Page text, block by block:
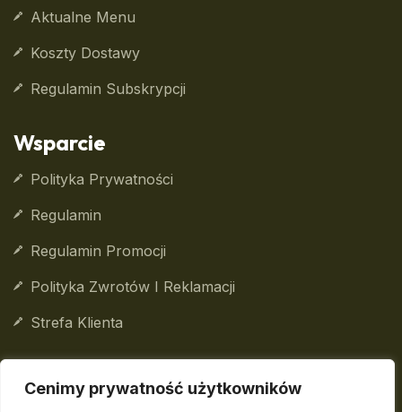
Cenimy prywatność użytkowników
Aktualne Menu
Koszty Dostawy
Regulamin Subskrypcji
Wsparcie
Polityka Prywatności
Regulamin
Regulamin Promocji
Polityka Zwrotów I Reklamacji
Strefa Klienta